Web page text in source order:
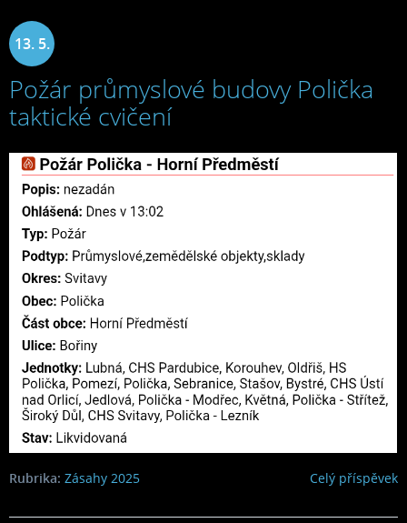
13. 5.
2025
Požár průmyslové budovy Polička
taktické cvičení
Celý příspěvek
Rubrika: Zásahy 2025